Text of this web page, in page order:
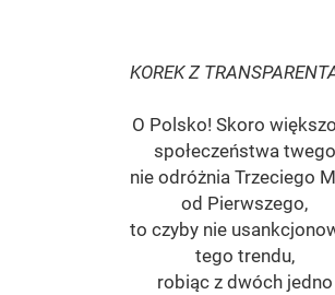
KOREK Z
O Polsko! Skoro
społeczeństwa twego
nie odróżnia Trzeciego
od Pierwszego,
to czyby nie
tego trendu,
robiąc z dwóch jedno